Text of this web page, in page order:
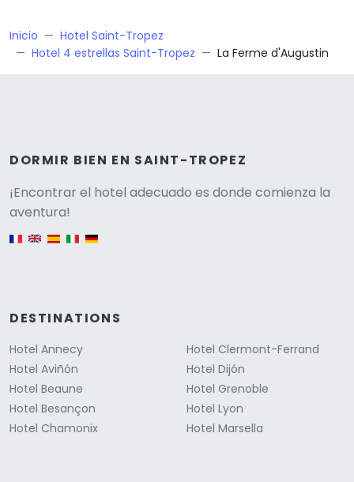
Inicio
Hotel Saint-Tropez
Hotel 4 estrellas Saint-Tropez
La Ferme d'Augustin
DORMIR BIEN EN SAINT-TROPEZ
¡Encontrar el hotel adecuado es donde comienza la
aventura!
English version
DESTINATIONS
Hotel Annecy
Hotel Aviñón
Hotel Beaune
Hotel Besançon
Hotel Chamonix
Hotel Clermont-Ferrand
Hotel Dijón
Hotel Grenoble
Hotel Lyon
Hotel Marsella